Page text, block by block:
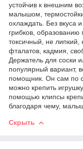
устойчив к внешним
малышом,
охлаждать. Без вкуса
грибков,
токсичный, не
фталатов, кадмия,
Держатель для соски
популярный вариант,
помощник. Он сам по
можно крепить
помощью клипсы
благодаря чему,
Скрыть